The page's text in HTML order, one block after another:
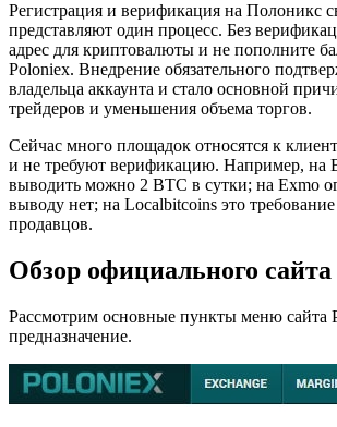
Регистрация и верификация на Полоникс
представляют один процесс. Без
адрес для криптовалюты и не пополните
Poloniex. Внедрение обязательного
владельца аккаунта и стало основной
трейдеров и уменьшения объема торгов.
Сейчас много площадок относятся к
и не требуют верификацию. Например, на
выводить можно 2 BTC в сутки; на Exmo
выводу нет; на Localbitcoins это требование
продавцов.
Обзор официального
Рассмотрим основные пункты меню сайта
предназначение.